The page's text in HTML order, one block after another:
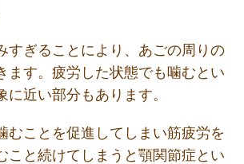
すぎることにより、あごの周りの
ます。疲労した状態でも噛むとい
に近い部分もあります。
むことを促進してしまい筋疲労を
こと続けてしまうと顎関節症とい